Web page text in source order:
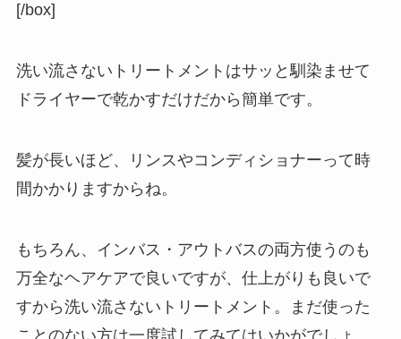
[/box]
洗い流さないトリートメントはサッと馴染ませて
ドライヤーで乾かすだけだから簡単です。
髪が長いほど、リンスやコンディショナーって時
間かかりますからね。
もちろん、インバス・アウトバスの両方使うのも
万全なヘアケアで良いですが、仕上がりも良いで
すから洗い流さないトリートメント。まだ使った
ことのない方は一度試してみてはいかがでしょ